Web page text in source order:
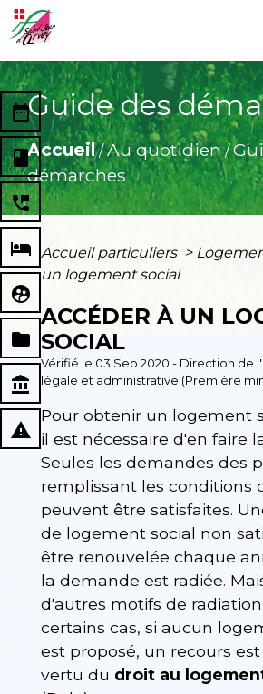
Guide des
Accueil/Au quotidien/
démarches
date_range
book
perm_phone_msg
local_hotel
supervised_user_circle
folder
account_balance
report_problem
Accueil particuliers >
un logement social
ACCÉDER À UN
SOCIAL
Vérifié le 03 Sep 2020 - Direction de
légale et administrative (Première
Pour obtenir un logement
il est nécessaire d'en faire
Seules les demandes des
remplissant les conditions
peuvent être satisfaites.
de logement social non
être renouvelée chaque
la demande est radiée.
d'autres motifs de
certains cas, si aucun
est proposé, un recours
vertu du droit au